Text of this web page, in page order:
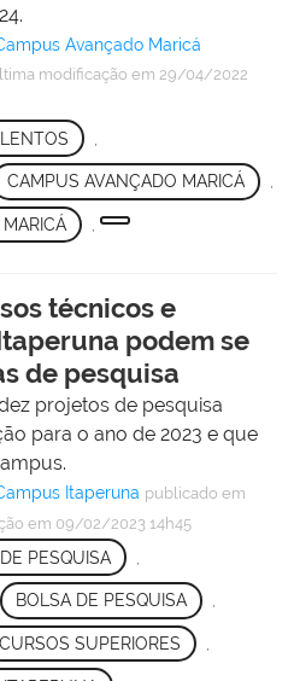
Avançado Maricá
modificação em 29/04/2022
CAMPUS AVANÇADO MARICÁ ,
MARICÁ
técnicos e
podem se
de pesquisa
projetos de pesquisa
para o ano de 2023 e que
Itaperuna publicado em
em 09/02/2023 14h45
PESQUISA
BOLSA DE PESQUISA ,
CURSOS SUPERIORES